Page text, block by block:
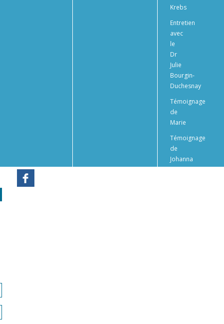
Krebs
Entretien
avec
le
Dr
Julie
Bourgin-
Duchesnay
Témoignage
de
Marie
Témoignage
de
Johanna